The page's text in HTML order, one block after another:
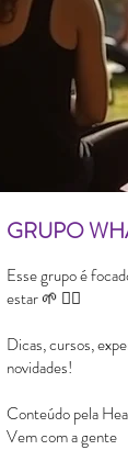
GRUPO
Esse grupo é
estar 🌱 🧘‍♀️
Dicas, cursos,
novidades!
Conteúdo pela
Vem com a gente